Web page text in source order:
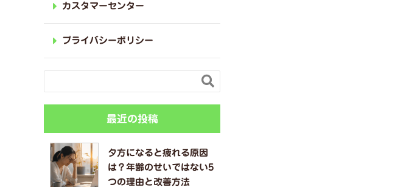
カスタマーセンター
プライバシーポリシー

最近の投稿
夕方になると疲れる原因
は？年齢のせいではない5
つの理由と改善方法